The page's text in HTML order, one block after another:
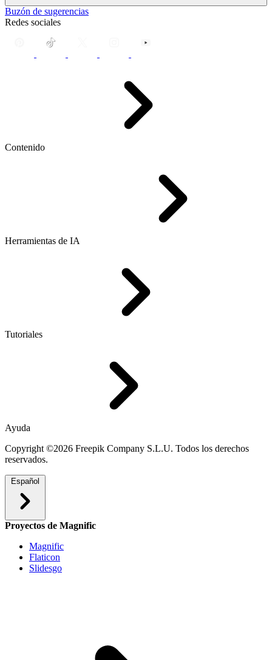
Buzón de sugerencias
Redes sociales
Contenido
Herramientas de IA
Tutoriales
Ayuda
Copyright ©2026 Freepik Company S.L.U. Todos los derechos
reservados.
Español
Proyectos de Magnific
Magnific
Flaticon
Slidesgo